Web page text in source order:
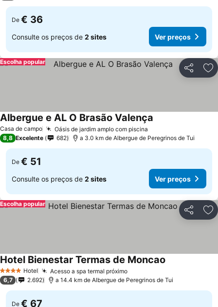
De € 36
Consulte os preços de 2 sites Ver preços
Partilhar
Escolha popular
Casa de campo Oásis de jardim amplo com piscina
Albergue e AL O Brasão Valença
8,8 Excelente 682 a 3.0 km de Albergue de Peregrinos de Tui
De € 51
Consulte os preços de 2 sites Ver preços
Partilhar
Escolha popular
4 EstrelasHotel Acesso a spa termal próximo
Hotel Bienestar Termas de Moncao
6,7 2.692 a 14.4 km de Albergue de Peregrinos de Tui
De € 67